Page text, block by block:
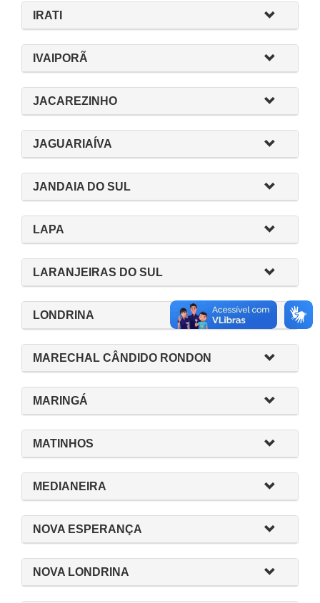
IRATI
IVAIPORÃ
JACAREZINHO
JAGUARIAÍVA
JANDAIA DO SUL
LAPA
LARANJEIRAS DO SUL
LONDRINA
MARECHAL CÂNDIDO RONDON
MARINGÁ
MATINHOS
MEDIANEIRA
NOVA ESPERANÇA
NOVA LONDRINA